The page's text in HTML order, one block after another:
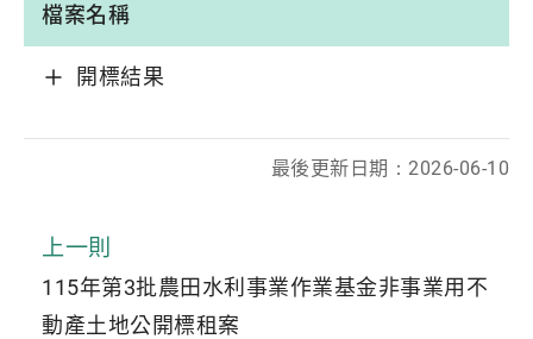
檔案名稱
開標結果
最後更新日期： 2026-06-10
上一則
115年第3批農田水利事業作業基金非事業用不
動產土地公開標租案